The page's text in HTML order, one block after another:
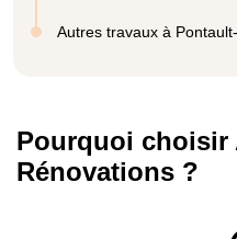
Autres travaux à
Pourquoi choisir
Rénovations ?